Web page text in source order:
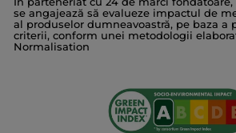
GLYCERIN
SODIUM METHYL COCOYL
SODIUM COCOYL ISETHIONATE
DECYL
PARFUM/FRAGRANCE
SODIUM
POTASSIUM SORBATE
se angajează să evalueze impactul de
al produselor dumneavoastră, pe baza a
criterii, conform unei metodologii
Normalisation